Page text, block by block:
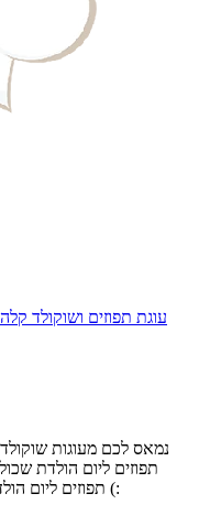
עוגת תפוזים ושוקולד
נמאס לכם מעוגות שוקולד
תפוזים ליום הולדת
תפוזים ליום הולדת שאתם יכולים להכין. תודו לנו אחר כך (: